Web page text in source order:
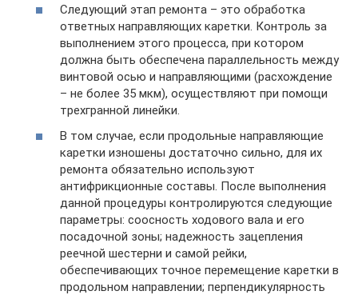
Следующий этап ремонта – это обработка
ответных направляющих каретки. Контроль за
выполнением этого процесса, при котором
должна быть обеспечена параллельность между
винтовой осью и направляющими (расхождение
– не более 35 мкм), осуществляют при помощи
трехгранной линейки.
В том случае, если продольные направляющие
каретки изношены достаточно сильно, для их
ремонта обязательно используют
антифрикционные составы. После выполнения
данной процедуры контролируются следующие
параметры: соосность ходового вала и его
посадочной зоны; надежность зацепления
реечной шестерни и самой рейки,
обеспечивающих точное перемещение каретки в
продольном направлении; перпендикулярность